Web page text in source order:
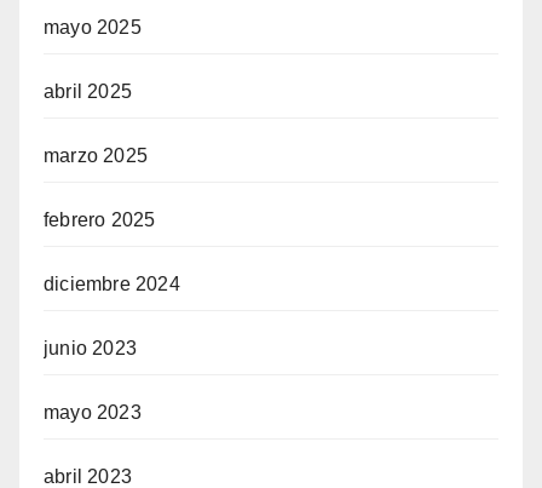
mayo 2025
abril 2025
marzo 2025
febrero 2025
diciembre 2024
junio 2023
mayo 2023
abril 2023